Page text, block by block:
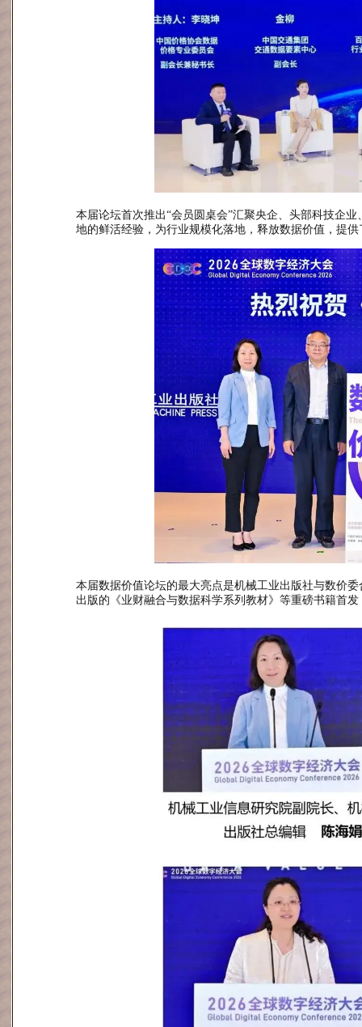
本届论坛首次推出“会员圆桌会”汇聚央企、头部科技企
地的鲜活经验，为行业规模化落地，释放数据价值，提
本届数据价值论坛的最大亮点是机械工业出版社与数价
出版的《业财融合与数据科学系列教材》等重磅书籍首